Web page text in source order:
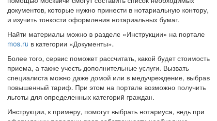
документов, которые нужно принести в нотариальную контору,
и изучить тонкости оформления нотариальных бумаг.
Найти материалы можно в разделе «Инструкции» на портале
mos.ru в категории «Документы».
Более того, сервис поможет рассчитать, какой будет стоимость
приема, а также учесть дополнительные услуги. Вызвать
специалиста можно даже домой или в медучреждение, выбрав
повышенный тариф. При этом на портале возможно получить
льготы для определенных категорий граждан.
Инструкции, к примеру, помогут выбрать нотариуса, ведь при